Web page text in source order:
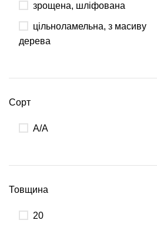
зрощена, шліфована
цільноламельна, з масиву
дерева
Сорт
А/А
Товщина
20